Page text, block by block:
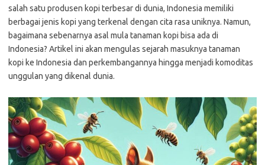
salah satu produsen kopi terbesar di dunia, Indonesia memiliki
berbagai jenis kopi yang terkenal dengan cita rasa uniknya. Namun,
bagaimana sebenarnya asal mula tanaman kopi bisa ada di
Indonesia? Artikel ini akan mengulas sejarah masuknya tanaman
kopi ke Indonesia dan perkembangannya hingga menjadi komoditas
unggulan yang dikenal dunia.